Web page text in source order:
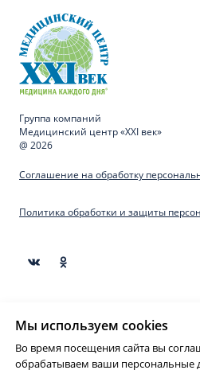
Группа компаний
Медицинский центр «XXI век»
@ 2026
Соглашение на обработку
Политика обработки и защиты
для образовательных
использованы для
лечения и не являются
Мы используем cookies
Во время посещения сайта вы
обрабатываем ваши персональные